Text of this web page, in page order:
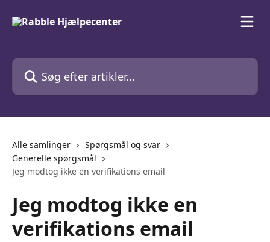
Søg efter artikler...
Alle samlinger
Spørgsmål og svar
Generelle spørgsmål
Jeg modtog ikke en verifikations email
Jeg modtog ikke en
verifikations email